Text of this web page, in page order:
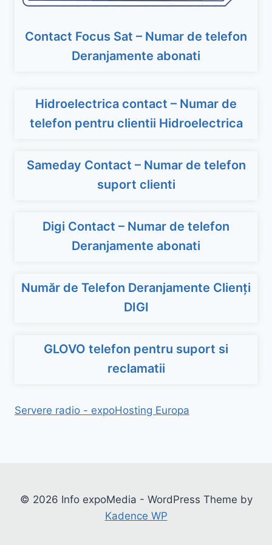
Contact Focus Sat – Numar de telefon
Deranjamente abonati
Hidroelectrica contact – Numar de
telefon pentru clientii Hidroelectrica
Sameday Contact – Numar de telefon
suport clienti
Digi Contact – Numar de telefon
Deranjamente abonati
Număr de Telefon Deranjamente Clienți
DIGI
GLOVO telefon pentru suport si
reclamatii
Servere radio - expoHosting Europa
© 2026 Info expoMedia - WordPress Theme by
Kadence WP